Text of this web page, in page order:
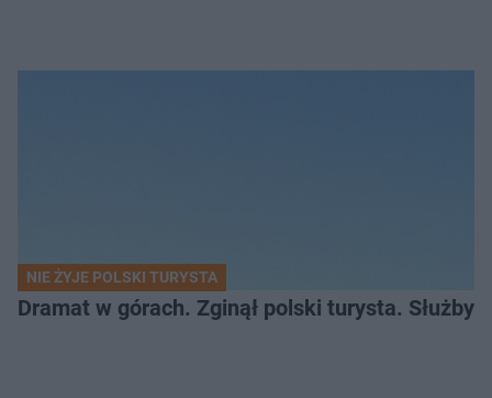
NIE ŻYJE POLSKI TURYSTA
Dramat w górach. Zginął polski turysta. Służby